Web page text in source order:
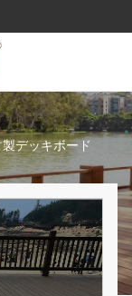
デッキボード